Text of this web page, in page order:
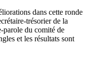
dans cette ronde
trésorier de la
du comité de
et les résultats sont